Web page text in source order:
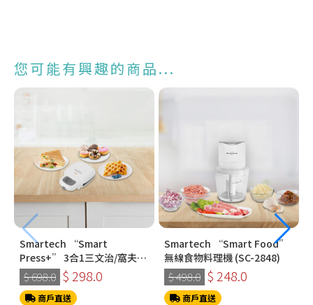
您可能有興趣的商品...
Smartech “Smart
Press+” 3合1三文治/窩夫/
冬甩機 SM-2228
$ 698.0 $ 298.0
商戶直送
Smartech “Smart Food”
無線食物料理機 (SC-2848)
$ 498.0 $ 248.0
商戶直送